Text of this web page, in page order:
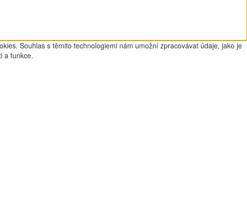
Souhlas s těmito technologiemi nám umožní zpracovávat údaje, jako je
a funkce.